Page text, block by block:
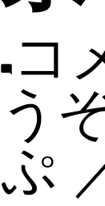
コ
う
ぷ